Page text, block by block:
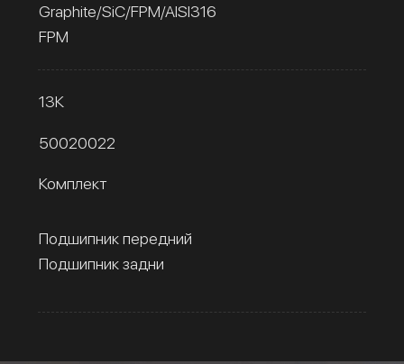
Graphite/SiC/FPM/AISI316
FPM
13К
50020022
Комплект
Подшипник передний
Подшипник задни